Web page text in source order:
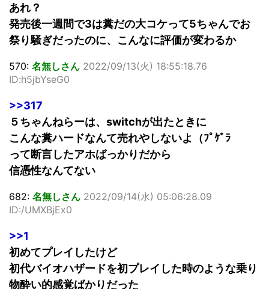
あれ？
発売後一週間で3は糞だの大コケって5ちゃんでお
祭り騒ぎだったのに、こんなに評価が変わるか
570: 名無しさん 2022/09/13(火) 18:55:18.76
ID:h5jbYseG0
>>317
５ちゃんねらーは、switchが出たときに
こんな糞ハードなんて売れやしないよ（ﾌﾟｹﾞﾗ
って断言したアホばっかりだから
信憑性なんてない
682: 名無しさん 2022/09/14(水) 05:06:28.09
ID:/UMXBjEx0
>>1
初めてプレイしたけど
初代バイオハザードを初プレイした時のような乗り
物酔い的感覚ばかりだった